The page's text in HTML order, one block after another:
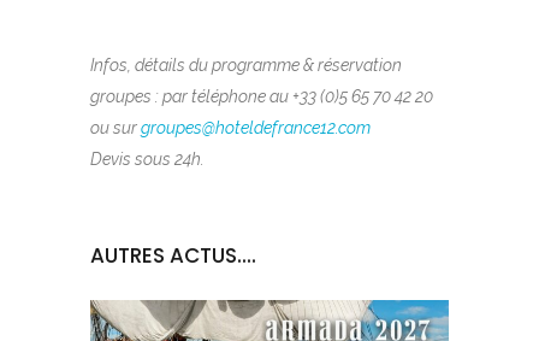
Infos, détails du programme & réservation
groupes : par téléphone au +33 (0)5 65 70 42 20
ou surgroupes@hoteldefrance12.com
Devis sous 24h.
AUTRES ACTUS....